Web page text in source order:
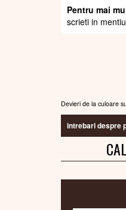
Pentru mai
scrieti in
Devieri de la culoare
intrebari despre